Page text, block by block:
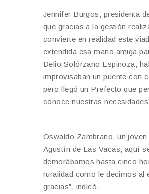
Jennifer Burgos, presidenta
que gracias a la gestión
convierte en realidad este
extendida esa mano amiga
Delio Solórzano Espinoza,
improvisaban un puente con
pero llegó un Prefecto que
conoce nuestras
Oswaldo Zambrano, un
Agustín de Las Vacas, aquí
demorábamos hasta cinco
ruralidad como le decimos al
gracias”, indicó.